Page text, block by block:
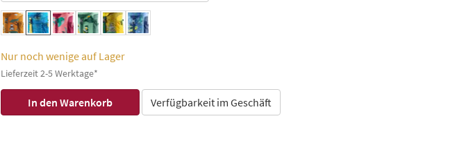
Nur noch wenige auf Lager
Lieferzeit 2-5 Werktage*
Verfügbarkeit im Geschäft